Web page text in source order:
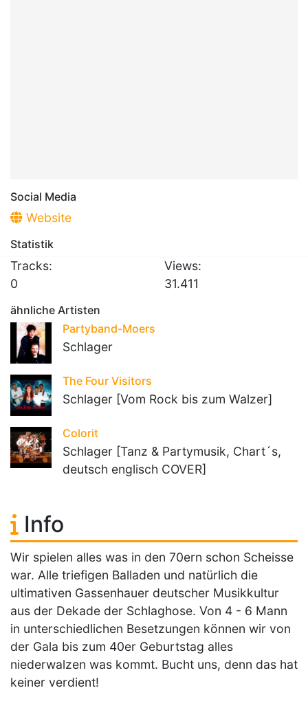
Social Media
Website
Statistik
Tracks:
0
Views:
31.411
ähnliche Artisten
Partyband-Moers
Schlager
The Four Visitors
Schlager [Vom Rock bis zum Walzer]
Colorit
Schlager [Tanz & Partymusik, Chart´s,
deutsch englisch COVER]
Info
Wir spielen alles was in den 70ern schon Scheisse
war. Alle triefigen Balladen und natürlich die
ultimativen Gassenhauer deutscher Musikkultur
aus der Dekade der Schlaghose. Von 4 - 6 Mann
in unterschiedlichen Besetzungen können wir von
der Gala bis zum 40er Geburtstag alles
niederwalzen was kommt. Bucht uns, denn das hat
keiner verdient!